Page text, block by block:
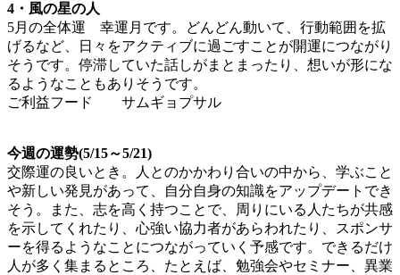
4・風の星の人
5月の全体運 幸運月です。どんどん動いて、行動範囲を拡
げるなど、日々をアクティブに過ごすことが開運につながり
そうです。停滞していた話しがまとまったり、想いが形にな
るようなこともありそうです。
ご利益フード サムギョプサル
今週の運勢(5/15～5/21)
交際運の良いとき。人とのかかわり合いの中から、学ぶこと
や新しい発見があって、自分自身の知識をアップデートでき
そう。また、志を高く持つことで、周りにいる人たちが共感
を示してくれたり、心強い協力者があらわれたり、スポンサ
ーを得るようなことにつながっていく予感です。できるだけ
人が多く集まるところ、たとえば、勉強会やセミナー、異業